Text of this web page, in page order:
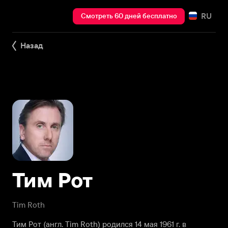
Смотреть 60 дней бесплатно RU
Назад
Tim Roth
Тим Рот
Тим Рот (англ. Tim Roth) родился 14 мая 1961 г. в